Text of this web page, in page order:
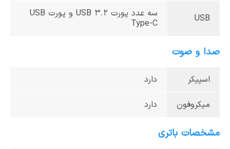
USB
سه عدد پورت USB 3.2 و پورت USB
Type-C
صدا و صوت
اسپیکر دارد
میکروفون دارد
مشخصات باتری